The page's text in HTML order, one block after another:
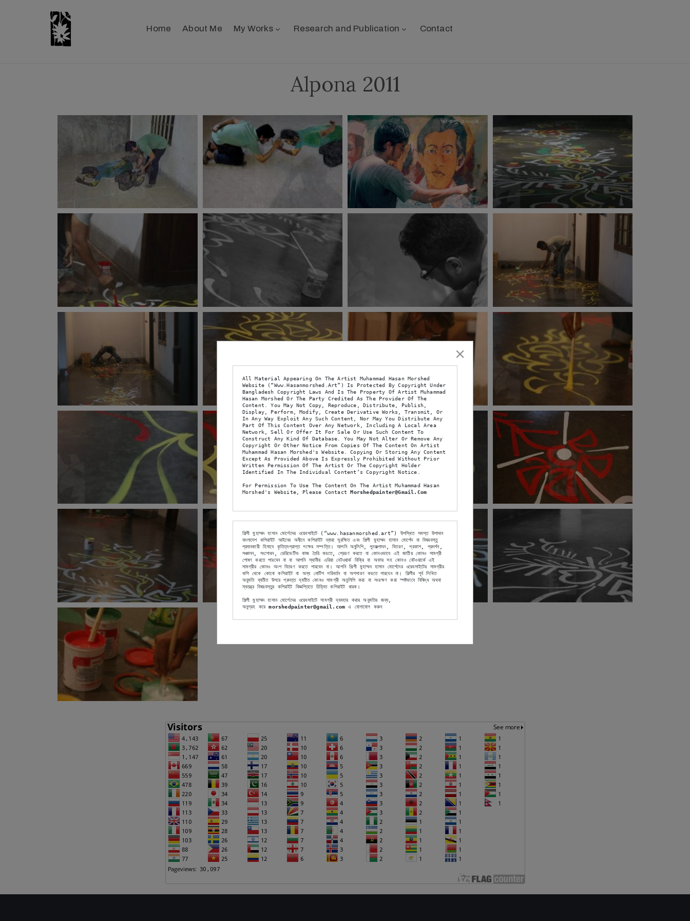
Home About Me My Works Research and Publication Contact
Alpona 2011
All Material Appearing On The Artist Muhammad Hasan Morshed
Website (“www.hasanmorshed.art”) Is Protected By Copyright Under
Bangladesh Copyright Laws And Is The Property Of Artist Muhammad
Hasan Morshed Or The Party Credited As The Provider Of The
Content. You May Not Copy, Reproduce, Distribute, Publish,
Display, Perform, Modify, Create Derivative Works, Transmit, Or
In Any Way Exploit Any Such Content, Nor May You Distribute Any
Part Of This Content Over Any Network, Including A Local Area
Network, Sell Or Offer It For Sale Or Use Such Content To
Construct Any Kind Of Database. You May Not Alter Or Remove Any
Copyright Or Other Notice From Copies Of The Content On Artist
Muhammad Hasan Morshed's Website. Copying Or Storing Any Content
Except As Provided Above Is Expressly Prohibited Without Prior
Written Permission Of The Artist Or The Copyright Holder
Identified In The Individual Content’s Copyright Notice.
For Permission To Use The Content On The Artist Muhammad Hasan
Morshed's Website, Please Contact Morshedpainter@gmail.com
শিল্পী মুহাম্মদ হাসান মোর্শেদের ওয়েবসাইটে (“www.hasanmorshed.art”) উপস্থিত সমস্ত উপাদান
বাংলাদেশ কপিরাইট আইনের অধীনে কপিরাইট দ্বারা সুরক্ষিত এবং শিল্পী মুহাম্মদ হাসান মোর্শেদ বা বিষয়বস্তু
প্রদানকারী হিসাবে কৃতিত্বপ্রাপ্ত পক্ষের সম্পত্তি। আপনি অনুলিপি, পুনরুত্পাদন, বিতরণ, প্রকাশ, প্রদর্শন,
সঞ্চালন, সংশোধন, ডেরিভেটিভ কাজ তৈরি করতে, প্রেরণ করতে বা কোনওভাবে এই জাতীয় কোনও সামগ্রী
শোষণ করতে পারবেন না বা আপনি স্থানীয় এরিয়া নেটওয়ার্ক বিক্রি বা অফার সহ কোনও নেটওয়ার্কে এই
সামগ্রীর কোনও অংশ বিতরণ করতে পারবেন না। আপনি শিল্পী মুহাম্মদ হাসান মোর্শেদের ওয়েবসাইটের সামগ্রীর
কপি থেকে কোনো কপিরাইট বা অন্য নোটিশ পরিবর্তন বা অপসারণ করতে পারবেন না। শিল্পীর পূর্ব লিখিত
অনুমতি ব্যতীত উপরে প্রদত্ত ব্যতীত কোনও সামগ্রী অনুলিপি করা বা সংরক্ষণ করা স্পষ্টভাবে নিষিদ্ধ অথবা
স্বতন্ত্র বিষয়বস্তুর কপিরাইট বিজ্ঞপ্তিতে চিহ্নিত কপিরাইট ধারক।
শিল্পী মুহাম্মদ হাসান মোর্শেদের ওয়েবসাইটে সামগ্রী ব্যবহার করার অনুমতির জন্য,
অনুগ্রহ করে morshedpainter@gmail.com এ যোগাযোগ করুন